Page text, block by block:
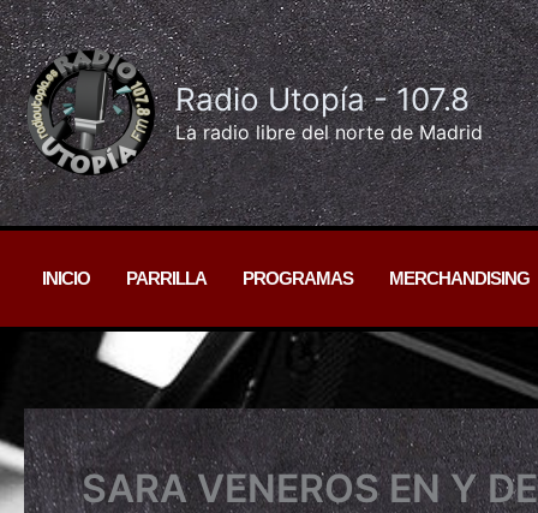
Ir
al
contenido
Radio Utopía - 107.8
La radio libre del norte de Madrid
INICIO PARRILLA PROGRAMAS MERCHANDISING
SARA VENEROS EN Y